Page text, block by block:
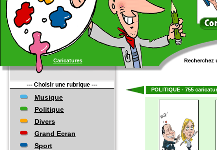
Caricatures Recherchez
--- Choisir une rubrique ---
Musique
Politique
Divers
Grand Ecran
Sport
POLITIQUE - 755